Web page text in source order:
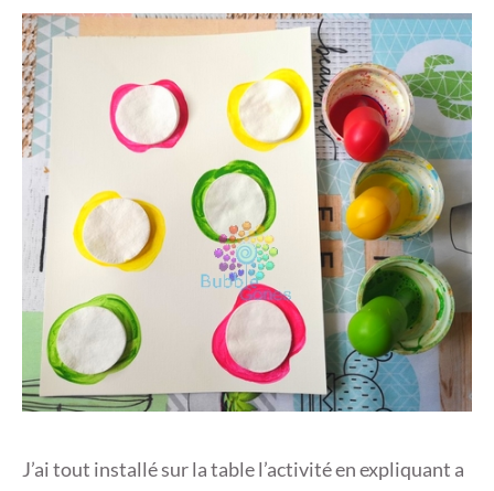
J’ai tout installé sur la table l’activité en expliquant a